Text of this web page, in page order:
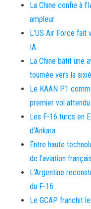
La Chine confie à
ampleur
L’US Air Force fait
IA
La Chine bâtit une
tournée vers la
Le KAAN P1
premier vol
Les F-16 turcs en
d’Ankara
Entre haute
de l’aviation
L’Argentine
du F-16
Le GCAP franchit